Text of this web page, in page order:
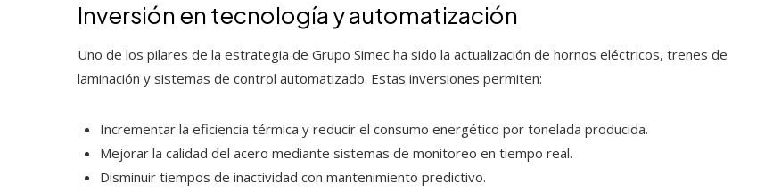
Inversión en tecnología y automatización
Uno de los pilares de la estrategia de Grupo Simec ha sido la actualización de hornos eléctricos, trenes de
laminación y sistemas de control automatizado. Estas inversiones permiten:
Incrementar la eficiencia térmica y reducir el consumo energético por tonelada producida.
Mejorar la calidad del acero mediante sistemas de monitoreo en tiempo real.
Disminuir tiempos de inactividad con mantenimiento predictivo.